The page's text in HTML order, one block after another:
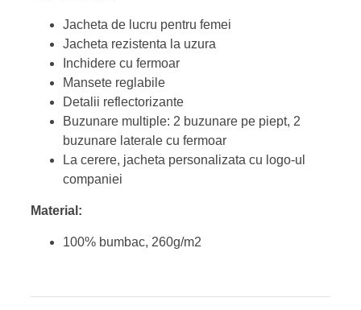
Jacheta de lucru pentru femei
Jacheta rezistenta la uzura
Inchidere cu fermoar
Mansete reglabile
Detalii reflectorizante
Buzunare multiple: 2 buzunare pe piept, 2
buzunare laterale cu fermoar
La cerere, jacheta personalizata cu logo-ul
companiei
Material:
100% bumbac, 260g/m2